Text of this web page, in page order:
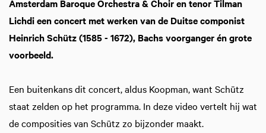
Amsterdam Baroque Orchestra & Choir en tenor Tilman
Lichdi een concert met werken van de Duitse componist
Heinrich Schütz (1585 - 1672), Bachs voorganger én grote
voorbeeld.
Een buitenkans dit concert, aldus Koopman, want Schütz
staat zelden op het programma. In deze video vertelt hij wat
de composities van Schütz zo bijzonder maakt.